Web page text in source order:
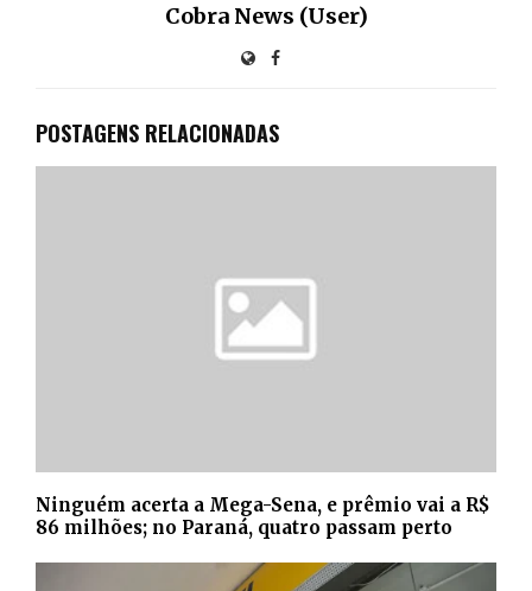
Cobra News (User)
POSTAGENS RELACIONADAS
Ninguém acerta a Mega-Sena, e prêmio vai a R$
86 milhões; no Paraná, quatro passam perto